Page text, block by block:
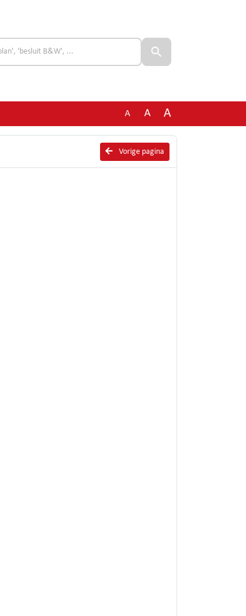
A A A
Vorige pagina